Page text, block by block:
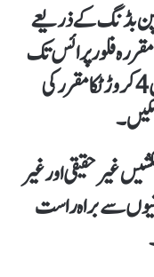
بڈنگ کے ذریعے
فلور پرائس تک
بولی نہ دے سکی۔ بی سی بی نے فلور پرائس 4 کروڑ ٹکا مقرر کی
غیر حقیقی اور غیر
سے براہ راست